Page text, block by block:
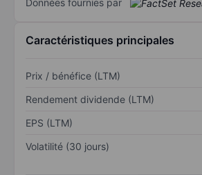
Données fournies par
Caractéristiques principales
Prix / bénéfice (LTM)
Rendement dividende (LTM)
EPS (LTM)
Volatilité (30 jours)